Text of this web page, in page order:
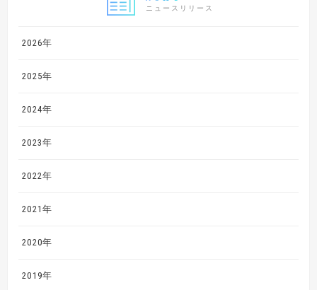
ニュースリリース
2026年
2025年
2024年
2023年
2022年
2021年
2020年
2019年